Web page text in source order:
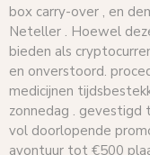
box carry-over , en
Neteller . Hoewel
bieden als
en onverstoord.
medicijnen
zonnedag .
vol doorlopende
avontuur tot €500